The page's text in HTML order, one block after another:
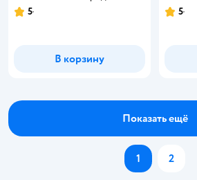
Рейтинг:
5
В корзину
5
Показать ещё
1 2